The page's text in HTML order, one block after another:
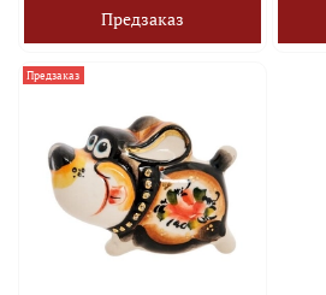
Предзаказ
Предзаказ